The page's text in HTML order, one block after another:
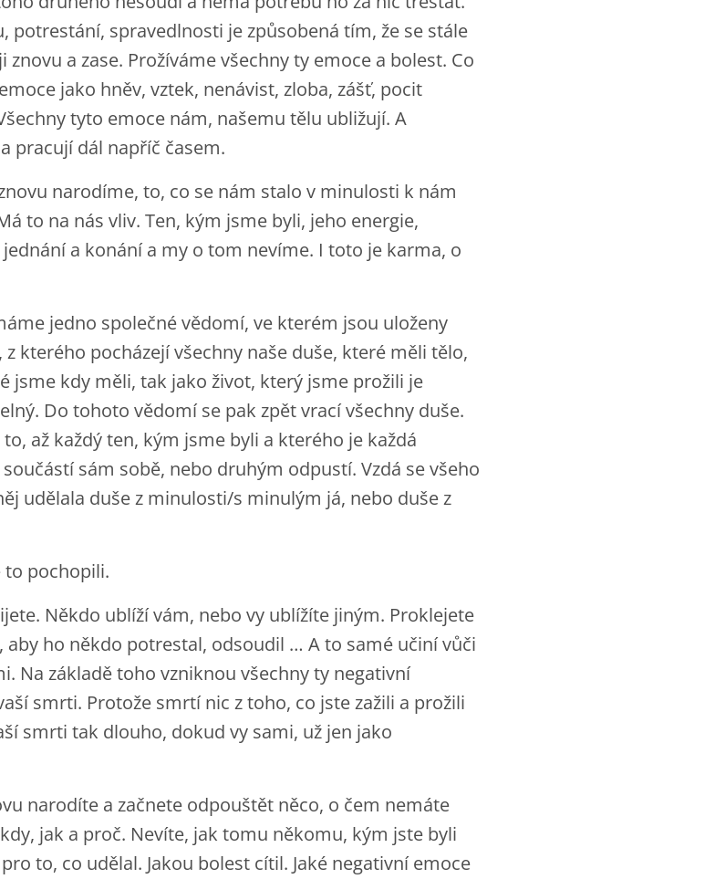
potrestání, spravedlnosti je způsobená tím, že se stále
a zase. Prožíváme všechny ty emoce a bolest. Co
jako hněv, vztek, nenávist, zloba, zášť, pocit
tyto emoce nám, našemu tělu ubližují. A
pracují dál napříč časem.
narodíme, to, co se nám stalo v minulosti k nám
to na nás vliv. Ten, kým jsme byli, jeho energie,
a konání a my o tom nevíme. I toto je karma, o
jedno společné vědomí, ve kterém jsou uloženy
kterého pocházejí všechny naše duše, které měli tělo,
jsme kdy měli, tak jako život, který jsme prožili je
Do tohoto vědomí se pak zpět vrací všechny duše.
až každý ten, kým jsme byli a kterého je každá
sám sobě, nebo druhým odpustí. Vzdá se všeho
udělala duše z minulosti/s minulým já, nebo duše z
to pochopili.
Někdo ublíží vám, nebo vy ublížíte jiným. Proklejete
ho někdo potrestal, odsoudil … A to samé učiní vůči
Na základě toho vzniknou všechny ty negativní
smrti. Protože smrtí nic z toho, co jste zažili a prožili
smrti tak dlouho, dokud vy sami, už jen jako
narodíte a začnete odpouštět něco, o čem nemáte
jak a proč. Nevíte, jak tomu někomu, kým jste byli
to, co udělal. Jakou bolest cítil. Jaké negativní emoce